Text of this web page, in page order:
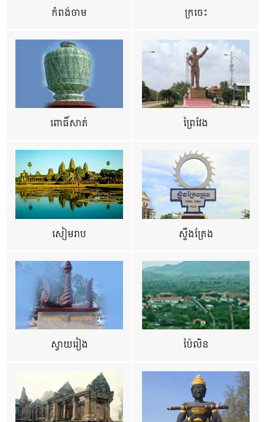
កំពង់ចាម ក្រចេះ
ពោធិ៍សាត់ ព្រៃវែង
សៀមរាប ស្ទឹងត្រែង
ស្វាយរៀង ប៉ៃលិន